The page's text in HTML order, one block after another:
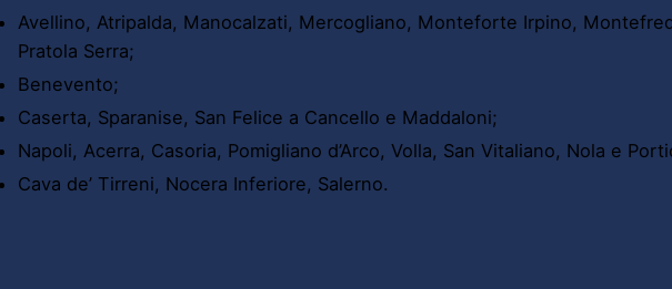
Avellino, Atripalda, Manocalzati, Mercogliano, Monteforte Irpino,
Pratola Serra;
Benevento;
Caserta, Sparanise, San Felice a Cancello e Maddaloni;
Napoli, Acerra, Casoria, Pomigliano d’Arco, Volla, San Vitaliano, Nola e
Cava de’ Tirreni, Nocera Inferiore, Salerno.